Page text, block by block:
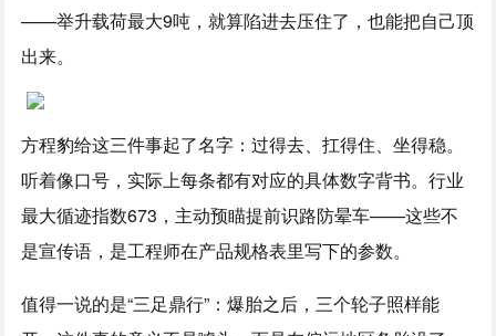
——举升载荷最大9吨，就算陷进去压住了，也能把自己顶
出来。
方程豹给这三件事起了名字：过得去、扛得住、坐得稳。
听着像口号，实际上每条都有对应的具体数字背书。行业
最大循迹指数673，主动预瞄提前识路防晕车——这些不
是宣传语，是工程师在产品规格表里写下的参数。
值得一说的是“三足鼎行”：爆胎之后，三个轮子照样能